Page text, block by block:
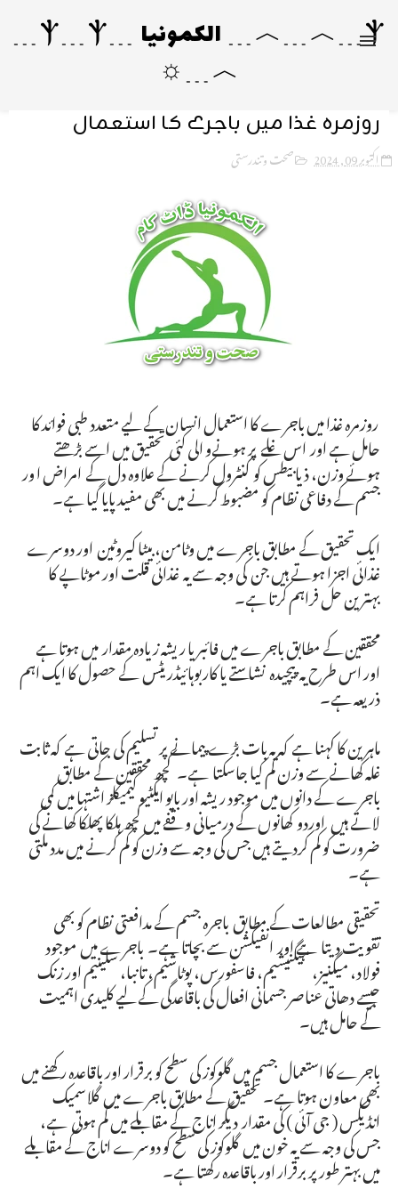
Ⲯ﹍︿﹍︿﹍ الکمونیا ﹍Ⲯ﹍Ⲯ﹍
︿﹍☼
روزمرہ غذا میں باجرے کا استعمال
اکتوبر 09, 2024 صحت و تندرستی
روزمرہ غذا میں باجرے کا استعمال انسان کے لیے متعدد طبی فوائد کا
حامل ہے اور اس غلے پر ہونےو الی کئی تحقیق میں اسے بڑھتے
ہوئے وزن، ذیابیطس کو کنٹرول کرنے کے علاوہ دل کے امراض ا ور
جسم کے دفاعی نظام کو مضبوط کرنے میں بھی مفید پایا گیا ہے۔
ایک تحقیق کے مطابق باجرے میں وٹامن، بیٹا کیروٹین اور دوسرے
غذائی اجزا ہوتے ہیں جن کی وجہ سے یہ غذائی قلت اور موٹاپے کا
بہترین حل فراہم کرتا ہے۔
محققین کے مطابق باجرے میں فائبر یا ریشہ زیادہ مقدار میں ہوتا ہے
اور اس طرح یہ پیچیدہ نشاستے یا کاربوہائیڈریٹس کے حصول کا ایک اہم
ذریعہ ہے۔
ماہرین کا کہنا ہے کہ یہ بات بڑے پیمانے پر تسلیم کی جاتی ہے کہ ثابت
غلہ کھانے سے وزن کم کیا جاسکتا ہے۔ کچھ محققین کے مطابق
باجرے کے دانوں میں موجود ریشہ اور بایو ایکٹیو کیمیکلز اشتہا میں کمی
لاتے ہیں اوردو کھانوں کے درمیانی وقفے میں کچھ ہلکا پھلکا کھانے کی
ضرورت کو کم کردیتے ہیں جس کی وجہ سے وزن کو کم کرنے میں مدد ملتی
ہے۔
تحقیقی مطالعات کے مطابق باجرہ جسم کے مدافعتی نظام کو بھی
تقویت دیتا ہے اور انفیکشن سے بچاتا ہے۔ باجرے میں موجود
فولاد، میگنیز، میگنیشیم، فاسفورس، پوٹاشیم، تانبا، سلینیم اور زنک
جیسے دھاتی عناصر جسمانی افعال کی باقاعدگی کے لیے کلیدی اہمیت
کے حامل ہیں۔
باجرے کا استعمال جسم میں گلوکوز کی سطح کو برقرار اور باقاعدہ رکھنے میں
بھی معاون ہوتا ہے۔ تحقیق کے مطابق باجرے میں گلاسمیک
انڈیکس ( جی آئی ) کی مقدار دیگر اناج کے مقابلے میں کم ہوتی ہے،
جس کی وجہ سے یہ خون میں گلوکوز کی سطح کو دوسرے اناج کے مقابلے
میں بہتر طور پر برقرار اور باقاعدہ رکھتا ہے۔